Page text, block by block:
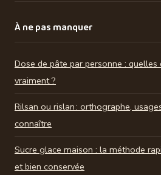
À ne pas manquer
Dose de pâte par personne :
vraiment ?
Rilsan ou rislan : orthographe,
connaître
Sucre glace maison : la méthode
et bien conservée